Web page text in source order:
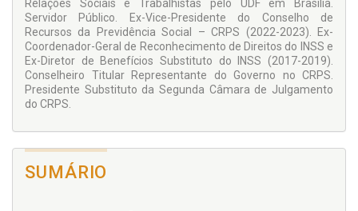
informações essenciais e dicas práticas sobre o RGPS,
tratando, inclusive, do CRPS, sua estrutura, seus recursos e
seus incidentes.
Também, os crimes previdenciários merecem nossa
atenção, especialmente para provas de concursos e atuação
profissional.
Ainda, vamos traçar as linhas fundamentais dos regimes
A partir de um maior detalhamento de alguns pontos, a
exemplo dos benefícios previdenciários, até a configuração
Relações Sociais e Trabalhistas pelo UDF em Brasília.
Servidor Público. Ex-Vice-Presidente do Conselho de
Recursos da Previdência Social – CRPS (2022-2023). Ex-
Coordenador-Geral de Reconhecimento de Direitos do INSS e
Ex-Diretor de Benefícios Substituto do INSS (2017-2019).
Conselheiro Titular Representante do Governo no CRPS.
Presidente Substituto da Segunda Câmara de Julgamento
do CRPS.
SUMÁRIO